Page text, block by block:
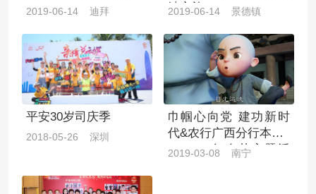
2019-06-14 迪拜
镇之旅
2019-06-14 景德镇
平安30岁司庆季
2018-05-26 深圳
巾帼心向党 建功新时
代&农行广西分行本部2
019“3.8”妇女节主题活
2019-03-08 南宁